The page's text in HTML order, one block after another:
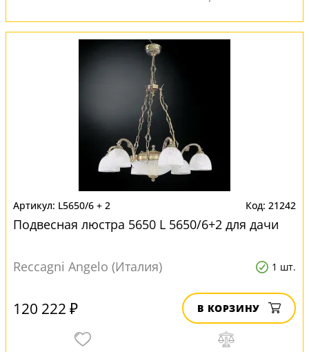
L5650/6 + 2 21242
Подвесная люстра 5650 L 5650/6+2 для дачи
Reccagni Angelo (Италия) 1 шт.
120 222 ₽ В КОРЗИНУ